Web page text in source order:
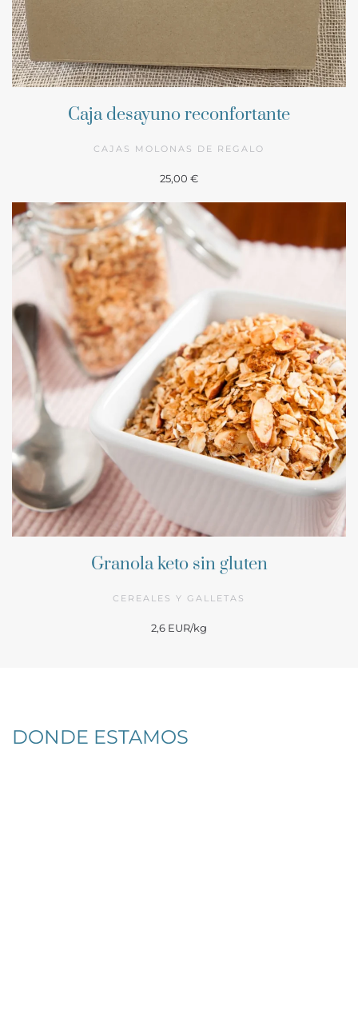
Caja desayuno reconfortante
CAJAS MOLONAS DE REGALO
25,00 €
Granola keto sin gluten
CEREALES Y GALLETAS
2,6 EUR/kg
DONDE ESTAMOS